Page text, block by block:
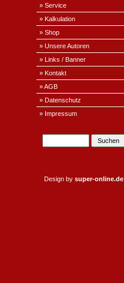
» Service
» Kalkulation
» Shop
» Unsere Autoren
» Links / Banner
» Kontakt
» AGB
» Datenschutz
» Impressum
Design by super-online.de